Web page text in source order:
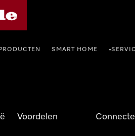
SMART HOME •
Voordelen